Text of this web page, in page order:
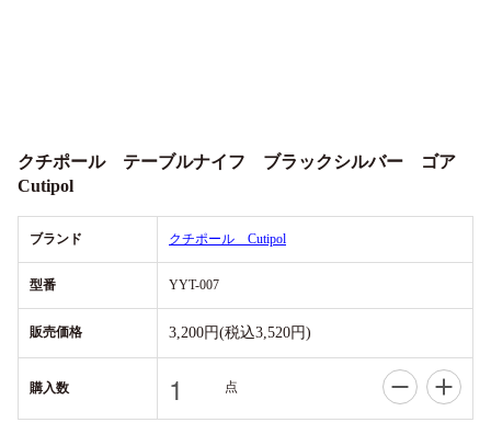
クチポール テーブルナイフ ブラックシルバー ゴア
Cutipol
ブランド クチポール Cutipol
型番 YYT-007
販売価格 3,200円(税込3,520円)
購入数 点